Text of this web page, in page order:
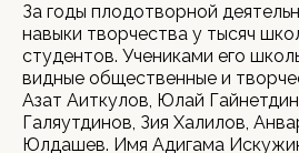
За годы плодотворной
навыки творчества у тысяч
студентов. Учениками его
видные общественные и
Азат Аиткулов, Юлай
Галяутдинов, Зия Халилов,
Юлдашев. Имя Адигама